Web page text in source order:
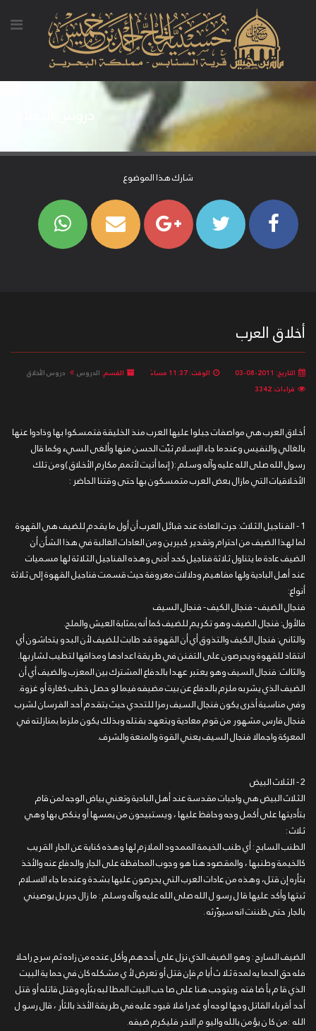
شارك هذا الموضوع
أخلاق العرب
التاريخ: 2011-08-03 الوقت: 11:37 مساءً القسم: الدروس
دروس الأخلاق
قراءات: 3342
أخلاق العرب هي مواصفات جبلوا عليها العرب منذ الخليقة فتمسكوا بها وذادوا عنها
بالغالي والنفيس وعندما جاء الإسلام ثبّت الحسن منها وألغى السيء وكما قال
رسول الله صلى الله عليه وآله وسلم :( إنما أتيت لأتمم مكارم الأخلاق )ومن تلك
الأخلاقيات التي مازال بعض العرب متمسكون بها حتى وقتنا الحاضر :
1 - الفناجيل الثلاث: جرت العادة عند قبائل العرب أن أول ما يقدم للضيف هي القهوة
لما لهذا الضيف من احترام وتقدير كبيرين ومن العادات الغالبة في هذا الشأن أن
الضيف عادة ما يتناول ثلاثة فناجيل كحد أدنى وهذه الفناجيل الثلاثة لها مسميات
عند أهل البادية ولها مفاهيم ودلالات معروفة حيث قسمت فناجيل القهوة إلى ثلاثة
أنواع:
فنجال الضيف - فنجال الكيف - فنجال السيف
فالأول: فنجال الضيف وهو تكريم للضيف كما أنه بمثابة العيش والملح.
والثاني: فنجال الكيف والتذوق أي أن القهوة قد طابت للضيف لأن البدو يتحاشون أي
انتقاد للقهوة ويحرصون على التفنن في طريقة اعدادها ومذاقها لتطيب لشاربها.
والثالث: فنجال السيف وهو يعتبر عهدا بالدفاع المشترك بين المعزب والضيف أي أن
الضيف الذي يشربه ملزم بالدفاع عن بيت مضيفه فيما لو حصل خطب كغارة أو غزوة.
وفي مناسبة أخرى يكون فنجال السيف رمزا للتحدي حيث يتقدم أحد الفرسان لشرب
فنجال فارس مشهور من قوم معادية ويتعهد بقتله وبذلك يكون ملزما بمنازلته في
المعركة واجمالا فنجال السيف يعني القوة والمنعة والشرف.
2 - الثلاث البيض
الثلاث البيض هي واجبات مقدسة عند أهل البادية وتعني بياض الوجه لمن قام
بتأديتها على أكمل وجه وحافظ عليها ، ويستبيحون من يمسها أو ينكص بها وهي
ثلاث :
الطنب السابح : أي طنب الخيمة الممدود الملازم لها وهذه كناية عن الجار القريب
كالخيمة وطنبها ، والمقصود هنا هو وجوب المحافظة على الجار والدفاع عنه والأخذ
بثأره إن قتل، وهذه من عادات العرب التي يحرصون عليها بشدة وعندما جاء الاسلام
ثبتها وأكد عليها قا ل رسو ل الله صلى الله عليه وآله وسلم : ما زال جبريل يوصيني
بالجار حتى ظننت انه سيوّرثه .
الضيف السارح : وهو الضيف الذي نزل على أحدهم وأكل عنده من زاده ثم سرح راحلا
فله حق الحما يه لمدة ثلا ث أيا م فإن قتل أو تعرض لأ ي مشكله كان في حما ية البيت
الذي قا م بأ ضا فته .ويتوجب هنا على صا حب البيت المطا لبه بثأره وقتل قاتله أو قتل
أحد أقرباء القاتل وجها لوجه أو غدرا فلا قيود عليه في طريقة الأخذ بالثأر ، قال رسو ل
الله :من كا ن يؤمن بالله واليو م الاخر فليكرم ضيفه.